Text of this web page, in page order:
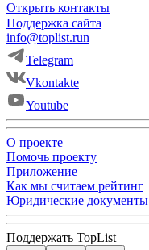
Открыть контакты
Поддержка сайта
info@toplist.run
Telegram
Vkontakte
Youtube
О проекте
Помочь проекту
Приложение
Как мы считаем рейтинг
Юридические документы
Поддержать TopList